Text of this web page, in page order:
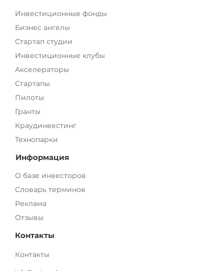
Инвестиционные фонды
Бизнес ангелы
Стартап студии
Инвестиционные клубы
Акселераторы
Стартапы
Пилоты
Гранты
Краудинвестинг
Технопарки
Информация
О базе инвесторов
Словарь терминов
Реклама
Отзывы
Контакты
Контакты